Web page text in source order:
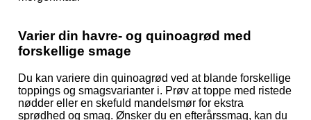
Varier din havre- og quinoagrød med
forskellige smage
Du kan variere din quinoagrød ved at blande forskellige
toppings og smagsvarianter i. Prøv at toppe med ristede
nødder eller en skefuld mandelsmør for ekstra
sprødhed og smag. Ønsker du en efterårssmag, kan du